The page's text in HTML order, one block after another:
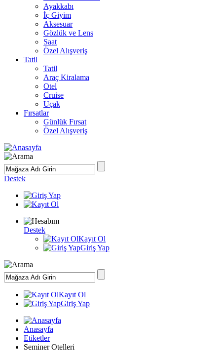
Ayakkabı
İç Giyim
Aksesuar
Gözlük ve Lens
Saat
Özel Alışveriş
Tatil
Tatil
Araç Kiralama
Otel
Cruise
Uçak
Fırsatlar
Günlük Fırsat
Özel Alışveriş
Destek
Destek
Kayıt Ol
Giriş Yap
Kayıt Ol
Giriş Yap
Anasayfa
Etiketler
Seminer Otelleri